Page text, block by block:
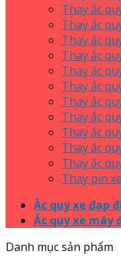
Thay ắc
Thay ắc
Thay ắc
Thay ắc
Thay ắc
Thay ắc
Thay ắc
Thay ắc
Thay ắc
Thay ắc
Thay ắc
Thay pin
Ắc quy xe đạp
Ắc quy xe máy
Danh mục sản phẩm